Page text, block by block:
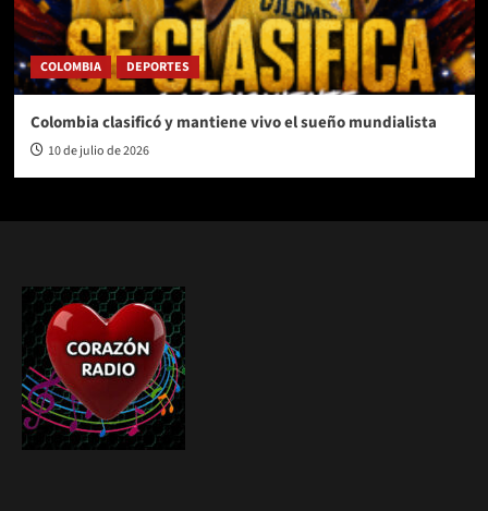
COLOMBIA DEPORTES
Colombia clasificó y mantiene vivo el sueño mundialista
10 de julio de 2026